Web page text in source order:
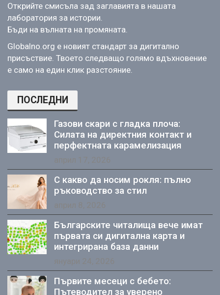
Открийте смисъла зад заглавията в нашата
лаборатория за истории.
Бъди на вълната на промяната.
Globalno.org е новият стандарт за дигитално
присъствие. Твоето следващо голямо вдъхновение
е само на един клик разстояние.
ПОСЛЕДНИ
Газови скари с гладка плоча:
Силата на директния контакт и
перфектната карамелизация
април 17, 2026
С какво да носим рокля: пълно
ръководство за стил
април 8, 2026
Българските читалища вече имат
първата си дигитална карта и
интегрирана база данни
януари 24, 2026
Първите месеци с бебето:
Пътеводител за уверено